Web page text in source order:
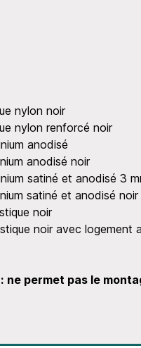
nylon noir
nylon renforcé noir
anodisé
anodisé noir
satiné et anodisé 3
satiné et anodisé noir
noir
noir avec logement
ne permet pas le